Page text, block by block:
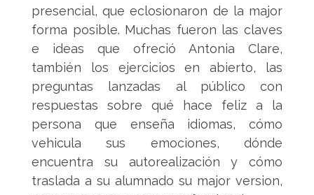
presencial, que eclosionaron de la major
forma posible. Muchas fueron las claves
e ideas que ofreció Antonia Clare,
también los ejercicios en abierto, las
preguntas lanzadas al público con
respuestas sobre qué hace feliz a la
persona que enseña idiomas, cómo
vehicula sus emociones, dónde
encuentra su autorealización y cómo
traslada a su alumnado su major version,